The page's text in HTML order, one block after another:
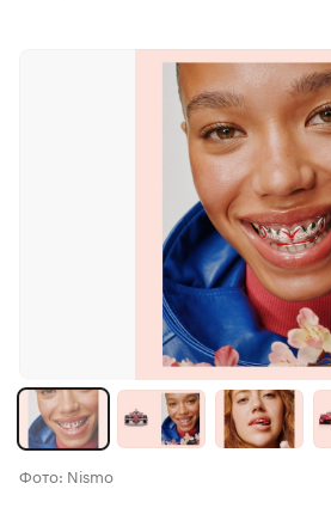
Фото: Nismo